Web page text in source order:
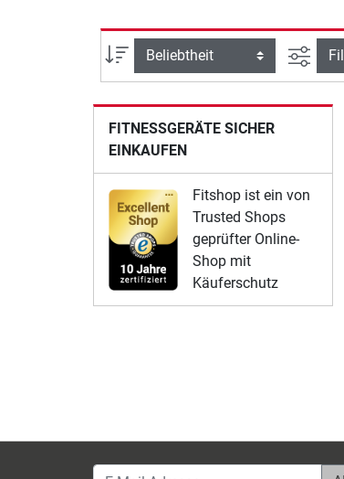
Sortierung
FITNESSGERÄTE SICHER
EINKAUFEN
Fitshop ist ein von
Trusted Shops
geprüfter Online-
Shop mit
Käuferschutz
E-Mail-Adresse